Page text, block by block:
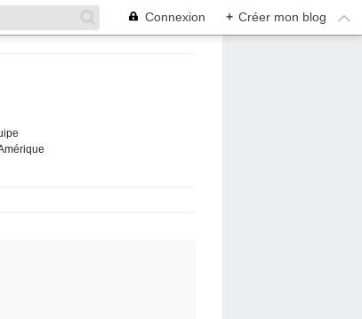
Connexion + Créer mon blog